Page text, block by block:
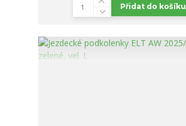
Přidat do košíku